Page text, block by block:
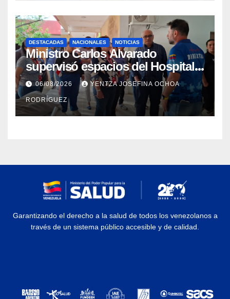
DESTACADAS NACIONALES NOTICIAS
Ministro Carlos Alvarado
supervisó espacios del Hospital
Dermatológico Dr. Martín Vegas
en La Guaira
06/08/2026 YENTZA JOSEFINA OCHOA
RODRÍGUEZ
Garantizando el derecho a la salud de todos los venezolanos a
través de un sistema público accesible y de calidad.